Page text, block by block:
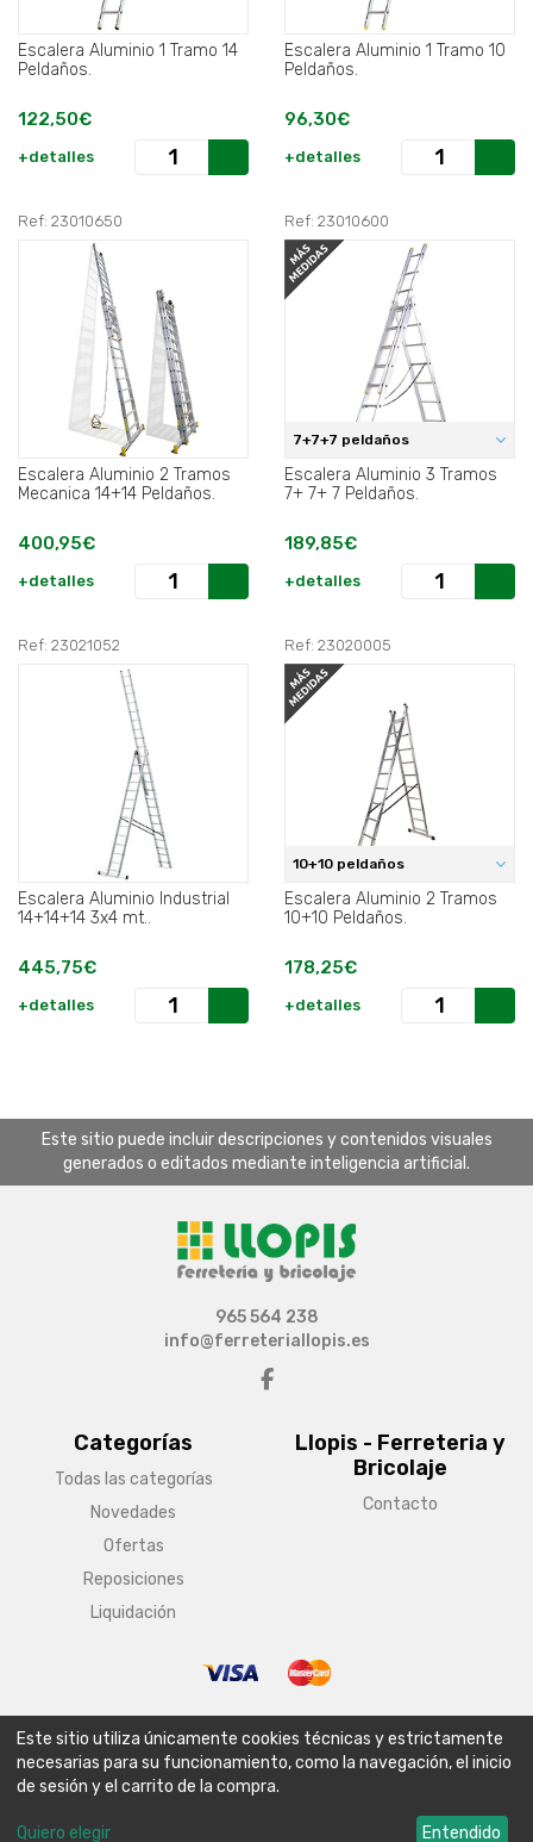
Escalera Aluminio 1 Tramo 14
Peldaños.
122,50€
+detalles
Escalera Aluminio 1 Tramo 10
Peldaños.
96,30€
+detalles
Ref: 23010650
Escalera Aluminio 2 Tramos
Mecanica 14+14 Peldaños.
400,95€
+detalles
Ref: 23010600
7+7+7 peldaños
Escalera Aluminio 3 Tramos
7+ 7+ 7 Peldaños.
189,85€
+detalles
Ref: 23021052
Escalera Aluminio Industrial
14+14+14 3x4 mt..
445,75€
+detalles
Ref: 23020005
10+10 peldaños
Escalera Aluminio 2 Tramos
10+10 Peldaños.
178,25€
+detalles
Este sitio puede incluir descripciones y contenidos visuales
generados o editados mediante inteligencia artificial.
Categorías
Todas las categorías
Novedades
Ofertas
Reposiciones
Liquidación
Llopis - Ferreteria y
Bricolaje
Contacto
965 564 238
info@ferreteriallopis.es
Aviso legal Condiciones generales de venta
Política de envío
Política de privacidad
Política de cookies
Este sitio utiliza únicamente cookies técnicas y estrictamente
necesarias para su funcionamiento, como la navegación, el inicio
de sesión y el carrito de la compra.
Quiero elegir Entendido